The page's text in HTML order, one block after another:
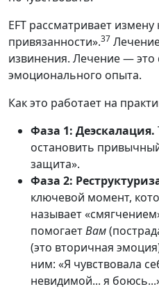
EFT рассматривает измену
привязанности».37
извинения. Лечение — это
эмоционального опыта.
Как это работает на
Фаза 1: Деэскалация.
остановить
защита».
Фаза 2:
ключевой момент,
называет
помогаетВам
(это вторичная
ним: «Я чувствовала
невидимой... я